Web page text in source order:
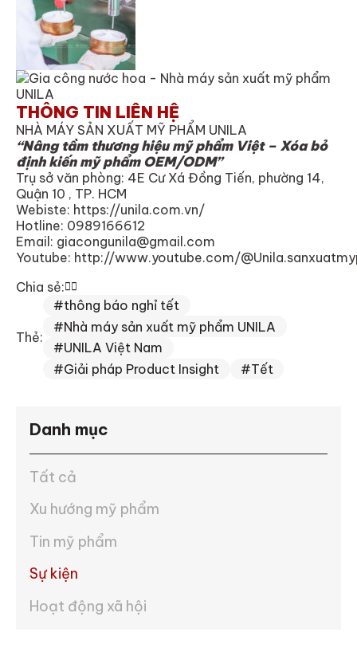
THÔNG TIN LIÊN HỆ
NHÀ MÁY SẢN XUẤT MỸ PHẨM UNILA
“Nâng tầm thương hiệu mỹ phẩm Việt – Xóa bỏ
định kiến mỹ phẩm OEM/ODM”
Trụ sở văn phòng: 4E Cư Xá Đồng Tiến, phường 14,
Quận 10 , TP. HCM
Webiste: https://unila.com.vn/
Hotline: 0989166612
Email: giacongunila@gmail.com
Youtube: http://www.youtube.com/
Chia sẻ:
Thẻ:
#thông báo nghỉ tết
#Nhà máy sản xuất mỹ phẩm UNILA
#UNILA Việt Nam
#Giải pháp Product Insight
#Tết
Danh mục
Tất cả
Xu hướng mỹ phẩm
Tin mỹ phẩm
Sự kiện
Hoạt động xã hội